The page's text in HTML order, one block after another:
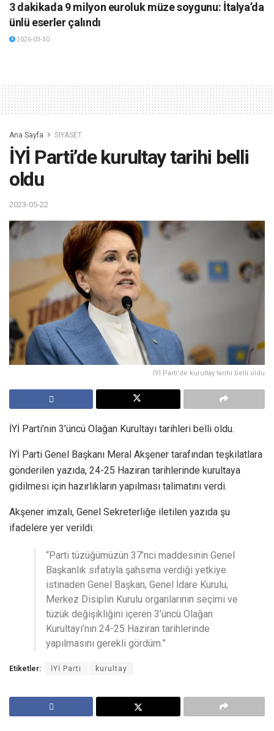
3 dakikada 9 milyon euroluk müze soygunu: İtalya’da
ünlü eserler çalındı
2026-03-30
Ana Sayfa SİYASET
İYİ Parti’de kurultay tarihi belli
oldu
2023-05-22
İYİ Parti'de kurultay tarihi belli oldu
İYİ Parti’nin 3’üncü Olağan Kurultayı tarihleri belli oldu.
İYİ Parti Genel Başkanı Meral Akşener tarafından teşkilatlara
gönderilen yazıda, 24-25 Haziran tarihlerinde kurultaya
gidilmesi için hazırlıkların yapılması talimatını verdi.
Akşener imzalı, Genel Sekreterliğe iletilen yazıda şu
ifadelere yer verildi:
“Parti tüzüğümüzün 37’nci maddesinin Genel
Başkanlık sıfatıyla şahsıma verdiği yetkiye
istinaden Genel Başkan, Genel İdare Kurulu,
Merkez Disiplin Kurulu organlarının seçimi ve
tüzük değişikliğini içeren 3’üncü Olağan
Kurultayı’nın 24-25 Haziran tarihlerinde
yapılmasını gerekli gördüm.”
Etiketler: İYİ Parti kurultay